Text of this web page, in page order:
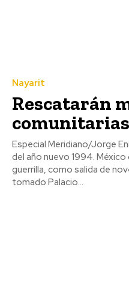
Nayarit
Rescatarán
comunitarias
Especial Meridiano/Jorge Enrique
del año nuevo 1994.
guerrilla, como salida de
tomado Palacio...